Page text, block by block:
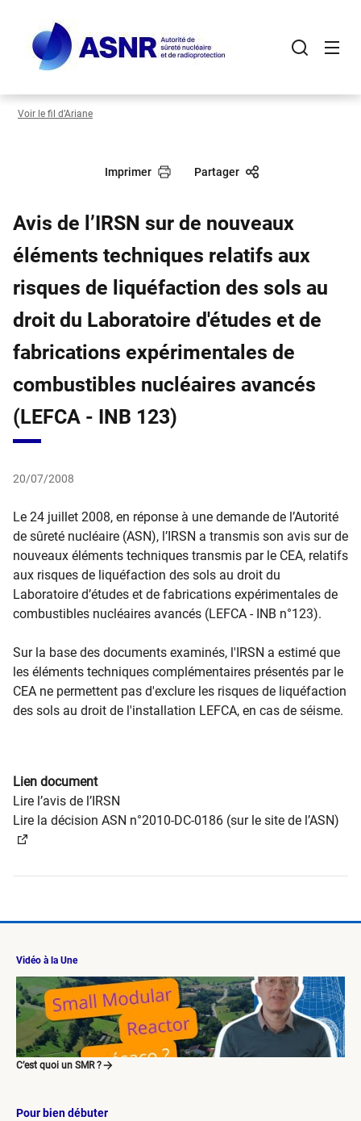
contenu
principal
Voir le fil d’Ariane
Imprimer Partager
Avis de l’IRSN sur de nouveaux
éléments techniques relatifs aux
risques de liquéfaction des sols au
droit du Laboratoire d'études et de
fabrications expérimentales de
combustibles nucléaires avancés
(LEFCA - INB 123)
20/07/2008
Le 24 juillet 2008, en réponse à une demande de l’Autorité
de sûreté nucléaire (ASN), l’IRSN a transmis son avis sur de
nouveaux éléments techniques transmis par le CEA, relatifs
aux risques de liquéfaction des sols au droit du
Laboratoire d’études et de fabrications expérimentales de
combustibles nucléaires avancés (LEFCA - INB n°123).
Sur la base des documents examinés, l'IRSN a estimé que
les éléments techniques complémentaires présentés par le
CEA ne permettent pas d'exclure les risques de liquéfaction
des sols au droit de l'installation LEFCA, en cas de séisme.
Lien document
Lire l’avis de l’IRSN
Lire la décision ASN n°2010-DC-0186 (sur le site de l’ASN)
Vidéo à la Une
C’est quoi un SMR ?
Pour bien débuter